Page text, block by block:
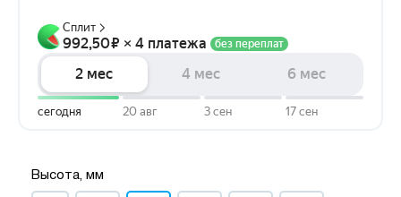
Высота, мм